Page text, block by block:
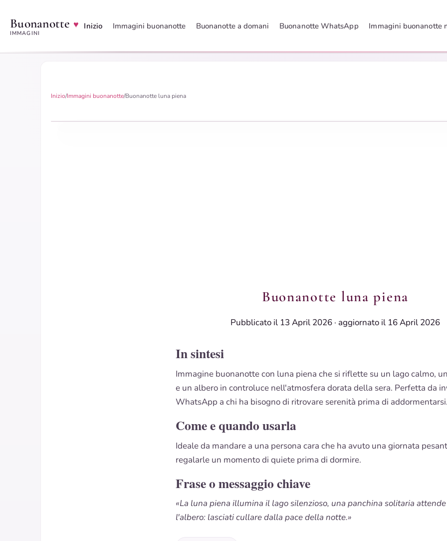
Buonanotte ♥
IMMAGINI
Inizio Immagini buonanotte Buonanotte a domani Buonanotte WhatsApp Immagini buonanotte
Inizio/Immagini buonanotte/Buonanotte luna piena
Buonanotte luna piena
Pubblicato il 13 April 2026 · aggiornato il 16 April 2026
In sintesi
Immagine buonanotte con luna piena che si riflette su un lago calmo,
e un albero in controluce nell'atmosfera dorata della sera. Perfetta da
WhatsApp a chi ha bisogno di ritrovare serenità prima di addormentarsi.
Come e quando usarla
Ideale da mandare a una persona cara che ha avuto una giornata
regalarle un momento di quiete prima di dormire.
Frase o messaggio chiave
«La luna piena illumina il lago silenzioso, una panchina solitaria
l'albero: lasciati cullare dalla pace della notte.»